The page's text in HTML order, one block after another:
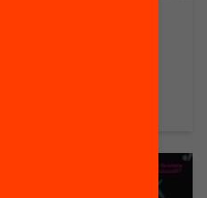
els centres